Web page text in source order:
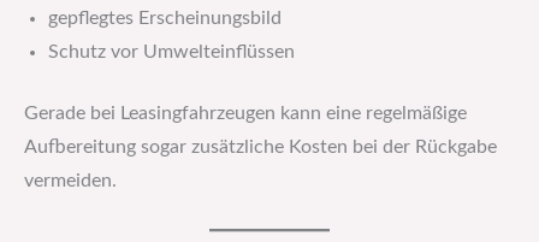
gepflegtes Erscheinungsbild
Schutz vor Umwelteinflüssen
Gerade bei Leasingfahrzeugen kann eine regelmäßige
Aufbereitung sogar zusätzliche Kosten bei der Rückgabe
vermeiden.